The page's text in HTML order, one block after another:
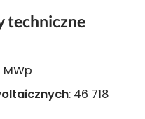
techniczne
MWp
: 46 718